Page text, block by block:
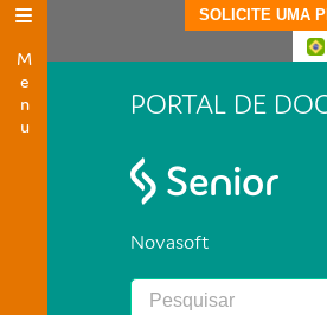
Menu
SOLICITE UMA
PORTAL DE
Novasoft